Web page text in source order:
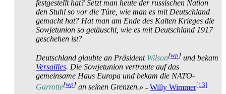
festgestellt hat? Setzt man heute der russischen Nation
den Stuhl so vor die Türe, wie man es mit Deutschland
gemacht hat? Hat man am Ende des Kalten Krieges die
Sowjetunion so getäuscht, wie es mit Deutschland 1917
geschehen ist?
Deutschland glaubte an Präsident Wilson[wp] und bekam
Versailles. Die Sowjetunion vertraute auf das
gemeinsame Haus Europa und bekam die NATO-
Garrotte[wp] an seinen Grenzen.» - Willy Wimmer[13]